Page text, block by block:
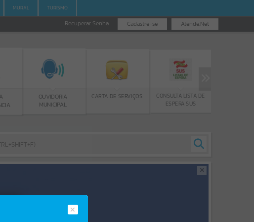
MURAL TURISMO
Atende.Net
Cadastre-se
Recuperar Senha
OUVIDORIA
MUNICIPAL
CARTA DE SERVIÇOS
CONSULTA LISTA DE
ESPERA SUS